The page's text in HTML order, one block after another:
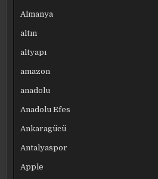
Almanya
altın
altyapı
amazon
anadolu
Anadolu Efes
Ankaragücü
Antalyaspor
Apple